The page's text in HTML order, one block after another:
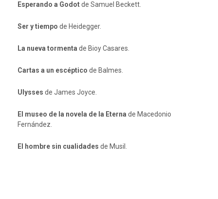
Esperando a Godotde Samuel Beckett.
Ser y tiempo de Heidegger.
La nueva tormenta de Bioy Casares.
Cartas a un escéptico de Balmes.
Ulysses de James Joyce.
El museo de la novela de la Eterna de Macedonio
Fernández.
El hombre sin cualidades de Musil.